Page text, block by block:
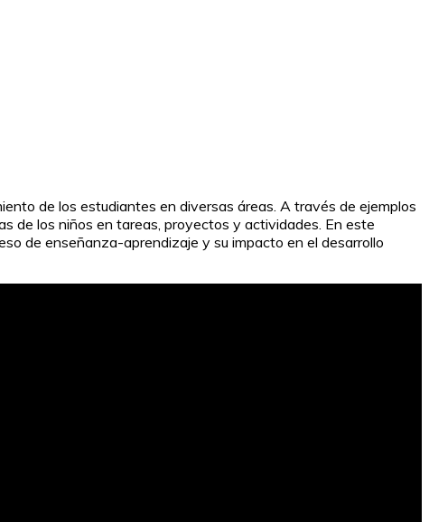
de los estudiantes en diversas áreas. A través de ejemplos
de los niños en tareas, proyectos y actividades. En este
de enseñanza-aprendizaje y su impacto en el desarrollo